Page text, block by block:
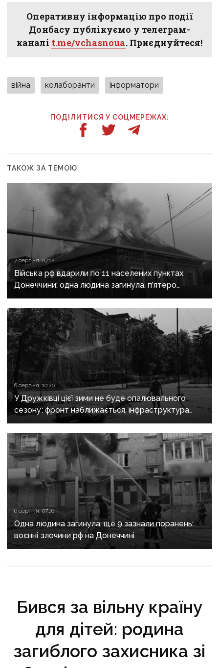
Оперативну інформацію про події
Донбасу публікуємо у телеграм-
каналі t.me/vchasnoua. Приєднуйтеся!
війна колаборанти інформатори
ПОДІЛИТИСЯ У СОЦМЕРЕЖАХ:
ТАКОЖ ЗА ТЕМОЮ
7 серпня, 07:12
Війська рф вдарили по 11 населених пунктах
Донеччини: одна людина загинула, п’ятеро
поранені
6 серпня, 10:20
У Дружківці цієї зими не буде опалювального
сезону: фронт наближається, інфраструктура
критично зруйнована
6 серпня, 07:16
Одна людина загинула, ще 9 зазнали поранень:
воєнні злочини рф на Донеччині
Бився за вільну країну
для дітей: родина
загиблого захисника зі